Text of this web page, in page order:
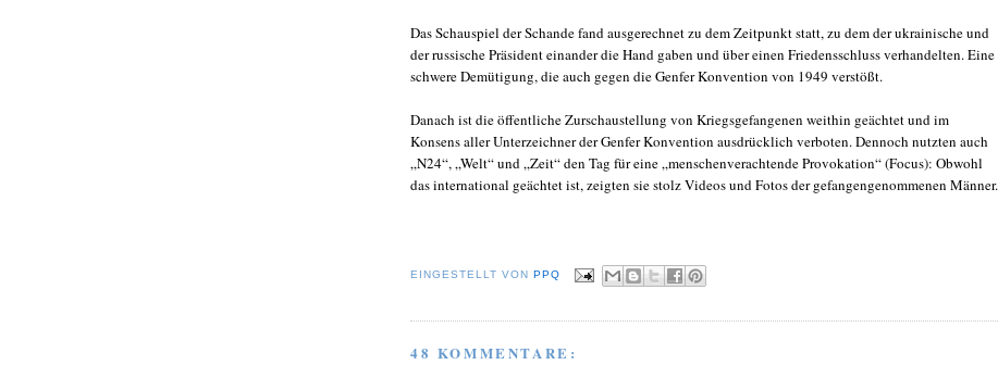
Das Schauspiel der Schande fand ausgerechnet zu dem Zeitpunkt statt, zu dem der ukrainische und
der russische Präsident einander die Hand gaben und über einen Friedensschluss verhandelten. Eine
schwere Demütigung, die auch gegen die Genfer Konvention von 1949 verstößt.
Danach ist die öffentliche Zurschaustellung von Kriegsgefangenen weithin geächtet und im
Konsens aller Unterzeichner der Genfer Konvention ausdrücklich verboten. Dennoch nutzten auch
„N24“, „Welt“ und „Zeit“ den Tag für eine „menschenverachtende Provokation“ (Focus): Obwohl
das international geächtet ist, zeigten sie stolz Videos und Fotos der gefangengenommenen Männer.
EINGESTELLT VON PPQ
48 KOMMENTARE: